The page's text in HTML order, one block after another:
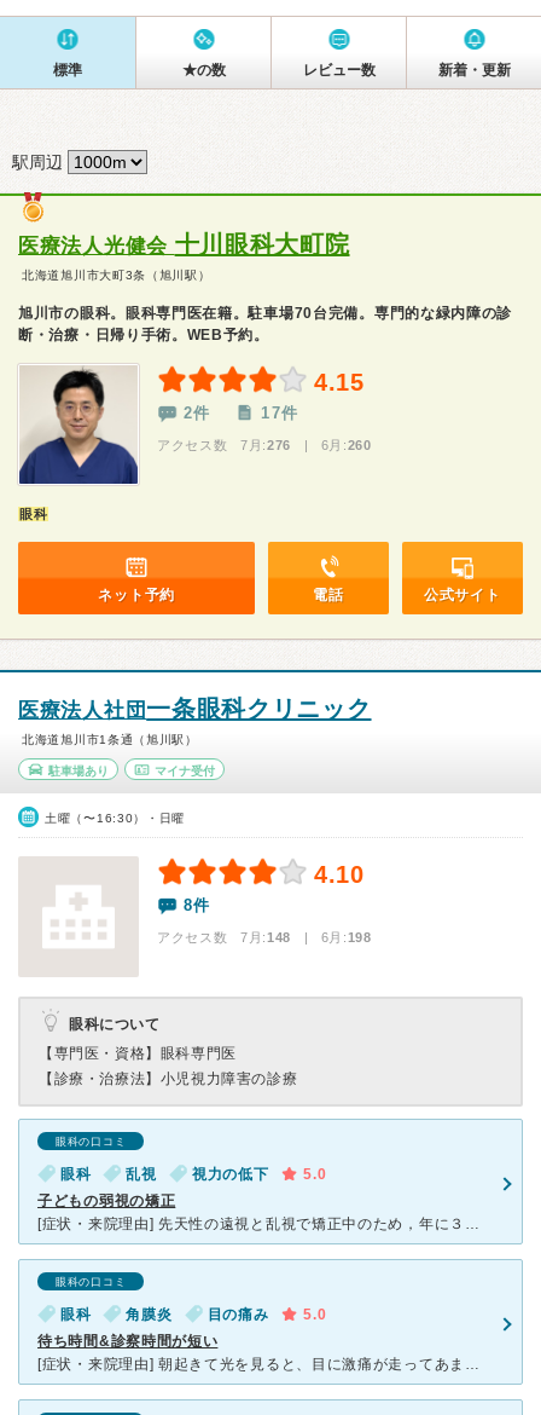
標準 ★の数 レビュー数 新着・更新
駅周辺
医療法人光健会 十川眼科大町院
北海道旭川市大町3条（旭川駅）
旭川市の眼科。眼科専門医在籍。駐車場70台完備。専門的な緑内障の診
断・治療・日帰り手術。WEB予約。
4.15
2件 17件
アクセス数 7月:276 | 6月:260
眼科
ネット予約 電話 公式サイト
医療法人社団 一条眼科クリニック
北海道旭川市1条通（旭川駅）
駐車場あり マイナ受付
土曜（〜16:30）・日曜
4.10
8件
アクセス数 7月:148 | 6月:198
眼科について
【専門医・資格】 眼科専門医
【診療・治療法】 小児視力障害の診療
眼科の口コミ
眼科 乱視 視力の低下
5.0
子どもの弱視の矯正
[症状・来院理由] 先天性の遠視と乱視で矯正中のため，年に３回程度来院しています。 [医師の診断・治療法] ５年前に子どもの学校の視力検査の結果が悪かったので初めて来院。 初回は近視と診断され
眼科の口コミ
眼科 角膜炎 目の痛み
5.0
待ち時間&診察時間が短い
[症状・来院理由] 朝起きて光を見ると、目に激痛が走ってあまり目が開けられなかった為。 [医師の診断・治療法] コンタクトレンズの長時間の使用やバイ菌が入ることによってかゆくなったりするらしく、